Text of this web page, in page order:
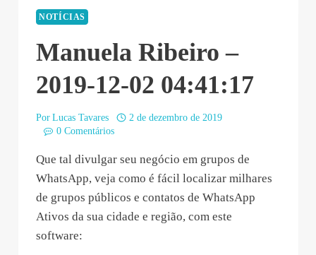
NOTÍCIAS
Manuela Ribeiro –
2019-12-02 04:41:17
Por Lucas Tavares
2 de dezembro de 2019
0 Comentários
Que tal divulgar seu negócio em grupos de
WhatsApp, veja como é fácil localizar milhares
de grupos públicos e contatos de WhatsApp
Ativos da sua cidade e região, com este
software: